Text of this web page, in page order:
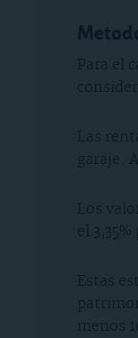
Para el
Las
garaje.
Los
el
Estas
menos